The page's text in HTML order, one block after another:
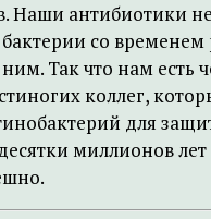
Наши антибиотики
со временем
Так что нам есть
коллег,
для
миллионов